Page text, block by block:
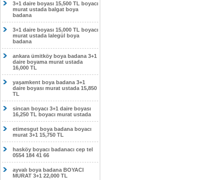
3+1 daire boyası 15,500 TL boyacı
murat ustada balgat boya
badana
3+1 daire boyası 15,000 TL boyacı
murat ustada lalegül boya
badana
ankara ümitköy boya badana 3+1
daire boyama murat ustada
16,000 TL
yaşamkent boya badana 3+1
daire boyası murat ustada 15,850
TL
sincan boyacı 3+1 daire boyası
16,250 TL boyacı murat ustada
etimesgut boya badana boyacı
murat 3+1 15,750 TL
hasköy boyacı badanacı cep tel
0554 184 41 66
ayvalı boya badana BOYACI
MURAT 3+1 22,000 TL